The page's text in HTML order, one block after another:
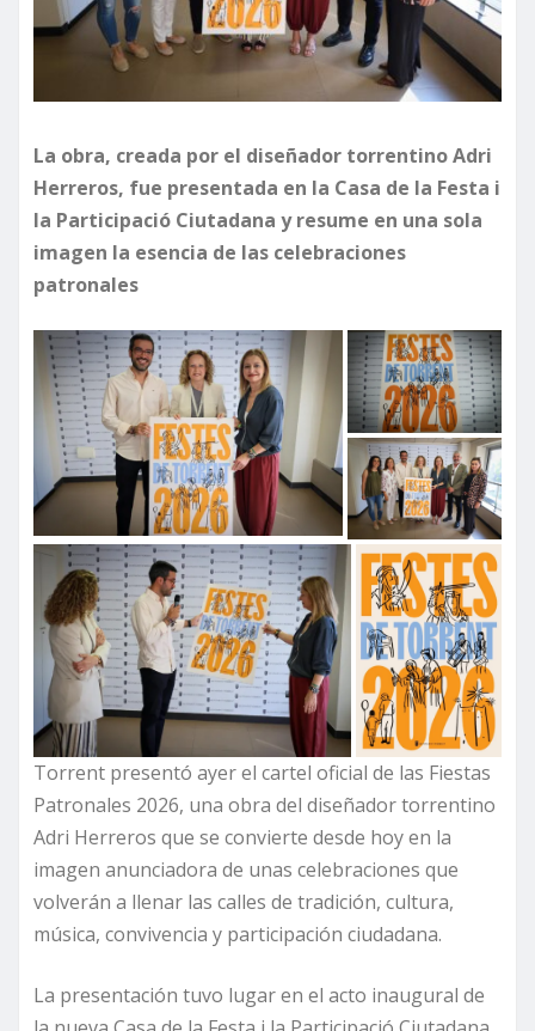
La obra, creada por el diseñador torrentino Adri
Herreros, fue presentada en la Casa de la Festa i
la Participació Ciutadana y resume en una sola
imagen la esencia de las celebraciones
patronales
Torrent presentó ayer el cartel oficial de las Fiestas
Patronales 2026, una obra del diseñador torrentino
Adri Herreros que se convierte desde hoy en la
imagen anunciadora de unas celebraciones que
volverán a llenar las calles de tradición, cultura,
música, convivencia y participación ciudadana.
La presentación tuvo lugar en el acto inaugural de